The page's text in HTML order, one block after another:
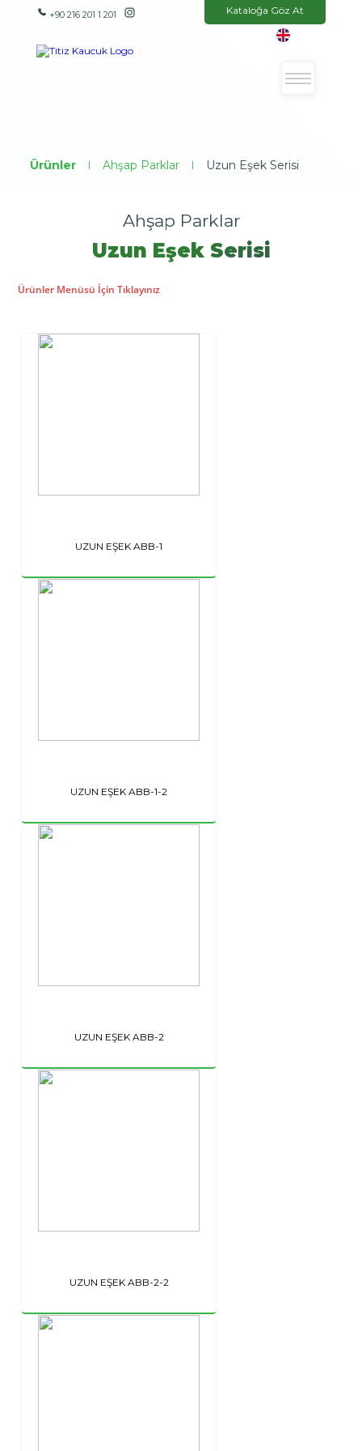
+90 216 201 1 201 Kataloğa Göz At
Ürünler | Ahşap Parklar | Uzun Eşek Serisi
Ahşap Parklar
Uzun Eşek Serisi
Ürünler Menüsü İçin Tıklayınız
UZUN EŞEK ABB-1
UZUN EŞEK ABB-1-2
UZUN EŞEK ABB-2
UZUN EŞEK ABB-2-2